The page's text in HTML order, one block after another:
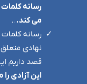
رسانه
می کند...
رسانه
نهادی
قصد داریم
این آزادی